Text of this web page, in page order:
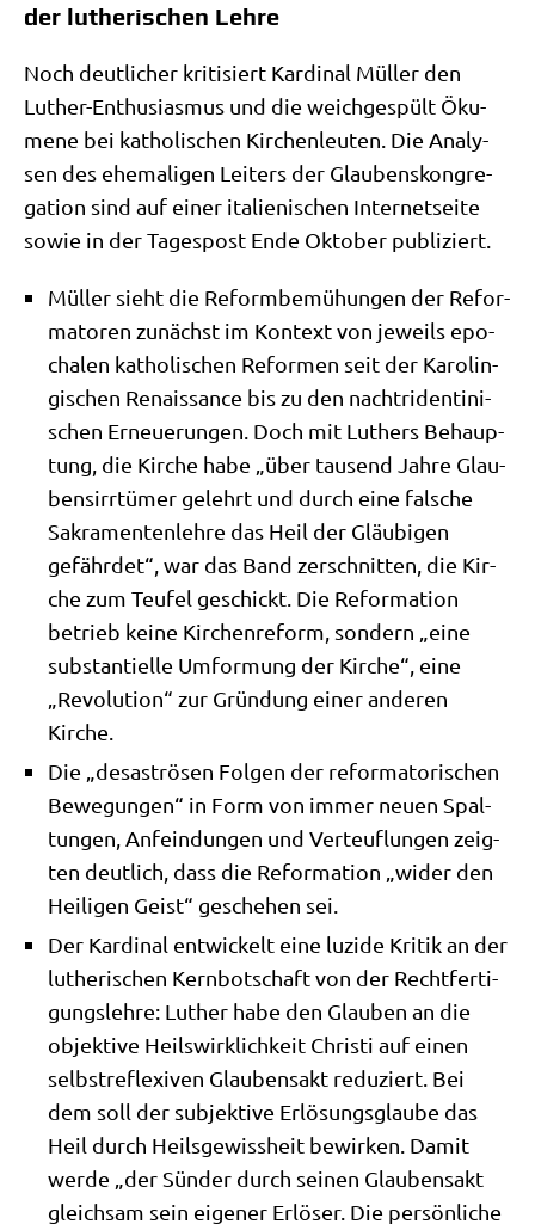
der lutherischen Lehre
Noch deut­li­cher kri­ti­siert Kar­di­nal Mül­ler den
Luther-Enthu­si­as­mus und die weich­ge­spült Öku­
me­ne bei katho­li­schen Kir­chen­leu­ten. Die Ana­ly­
sen des ehe­ma­li­gen Lei­ters der Glau­bens­kon­gre­
ga­ti­on sind auf einer ita­lie­ni­schen Inter­net­sei­te
sowie in der Tages­post Ende Okto­ber publiziert.
Mül­ler sieht die Reform­be­mü­hun­gen der Refor­
ma­to­ren zunächst im Kon­text von jeweils epo­
cha­len katho­li­schen Refor­men seit der Karo­lin­
gi­schen Renais­sance bis zu den nach­triden­ti­ni­
schen Erneue­run­gen. Doch mit Luthers Behaup­
tung, die Kir­che habe „über tau­send Jah­re Glau­
bens­irr­tü­mer gelehrt und durch eine fal­sche
Sakra­men­ten­leh­re das Heil der Gläu­bi­gen
gefähr­det“, war das Band zer­schnit­ten, die Kir­
che zum Teu­fel geschickt. Die Refor­ma­ti­on
betrieb kei­ne Kir­chen­re­form, son­dern „eine
sub­stan­ti­el­le Umfor­mung der Kir­che“, eine
„Revo­lu­ti­on“ zur Grün­dung einer ande­ren
Kirche.
Die „desa­strö­sen Fol­gen der refor­ma­to­ri­schen
Bewe­gun­gen“ in Form von immer neu­en Spal­
tun­gen, Anfein­dun­gen und Ver­teuf­lun­gen zeig­
ten deut­lich, dass die Refor­ma­ti­on „wider den
Hei­li­gen Geist“ gesche­hen sei.
Der Kar­di­nal ent­wickelt eine luzi­de Kri­tik an der
luthe­ri­schen Kern­bot­schaft von der Recht­fer­ti­
gungs­leh­re: Luther habe den Glau­ben an die
objek­ti­ve Heils­wirk­lich­keit Chri­sti auf einen
selbst­re­fle­xi­ven Glau­bens­akt redu­ziert. Bei
dem soll der sub­jek­ti­ve Erlö­sungs­glau­be das
Heil durch Heils­ge­wiss­heit bewir­ken. Damit
wer­de „der Sün­der durch sei­nen Glau­bens­akt
gleich­sam sein eige­ner Erlö­ser. Die per­sön­li­che